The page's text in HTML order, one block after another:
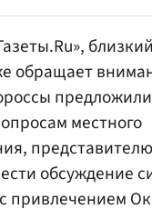
обращает
местного
обсуждение
привлечением